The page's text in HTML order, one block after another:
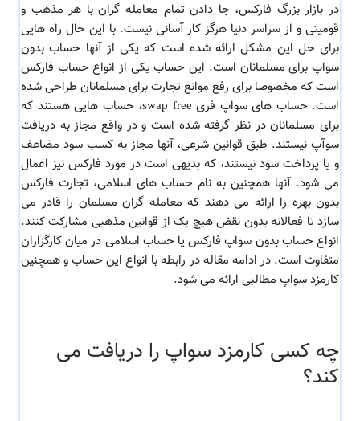
در بازار بزرگ فارکس، جا دادن تمام معامله گران با هر مذهب و
قومیتی و از سراسر دنیا هرگز کار آسانی نیست. با این حال راه هایی
برای حل این مشکل ارائه شده است که یکی از آنها حساب بدون
سواپ برای مسلمانان است. این حساب یکی از انواع حساب فارکس
است که مخصوصا برای رفع موانع تجارت برای مسلمانان طراحی شده
است. حساب های سواپ فری swap free، حساب‌ هایی هستند که
برای مسلمانان در نظر گرفته شده است و در واقع مجاز به دریافت
سوآپ نیستند. طبق قوانین شرعی، آنها مجاز به کسب سود مضاعف
و یا پرداخت سود نیستند، که بدیهی است در مورد فارکس نیز اعمال
می شود. آنها همچنین به نام حساب های اسلامی، تجارت فارکس
بدون بهره را ارائه می دهند که معامله گران مسلمان را قادر می
سازد تا فعالانه بدون نقض هیچ یک از قوانین مذهبی مشارکت کنند.
انواع حساب بدون سواپ فارکس یا حساب اسلامی در میان کارگزاران
متفاوت است. در ادامه مقاله در رابطه با انواع این حساب و همچنین
کارمزد سواپ مطالبی ارائه می شود.
چه کسی کارمزد سواپ را دریافت می
کند؟